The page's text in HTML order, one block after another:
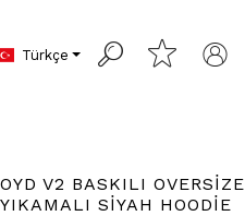
Türkçe
V2 BASKILI OVERSİZE
SİYAH HOODİE